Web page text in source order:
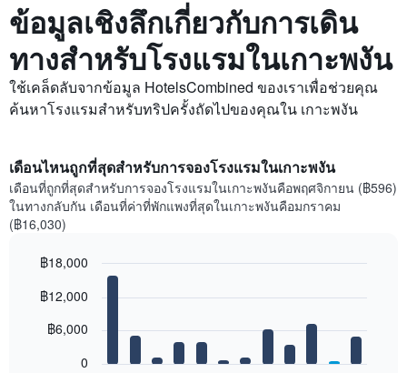
ข้อมูลเชิงลึกเกี่ยวกับการเดิน
ทางสำหรับโรงแรมในเกาะพงัน
ใช้เคล็ดลับจากข้อมูล HotelsCombined ของเราเพื่อช่วยคุณ
ค้นหาโรงแรมสำหรับทริปครั้งถัดไปของคุณใน เกาะพงัน
เดือนไหนถูกที่สุดสำหรับการจองโรงแรมในเกาะพงัน
เดือนที่ถูกที่สุดสำหรับการจองโรงแรมในเกาะพงันคือพฤศจิกายน (฿596)
ในทางกลับกัน เดือนที่ค่าที่พักแพงที่สุดในเกาะพงันคือมกราคม
(฿16,030)
chart
graphic.
0
฿6,000
฿12,000
฿18,000